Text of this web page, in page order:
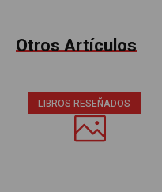
Otros Artículos
LIBROS RESEÑADOS